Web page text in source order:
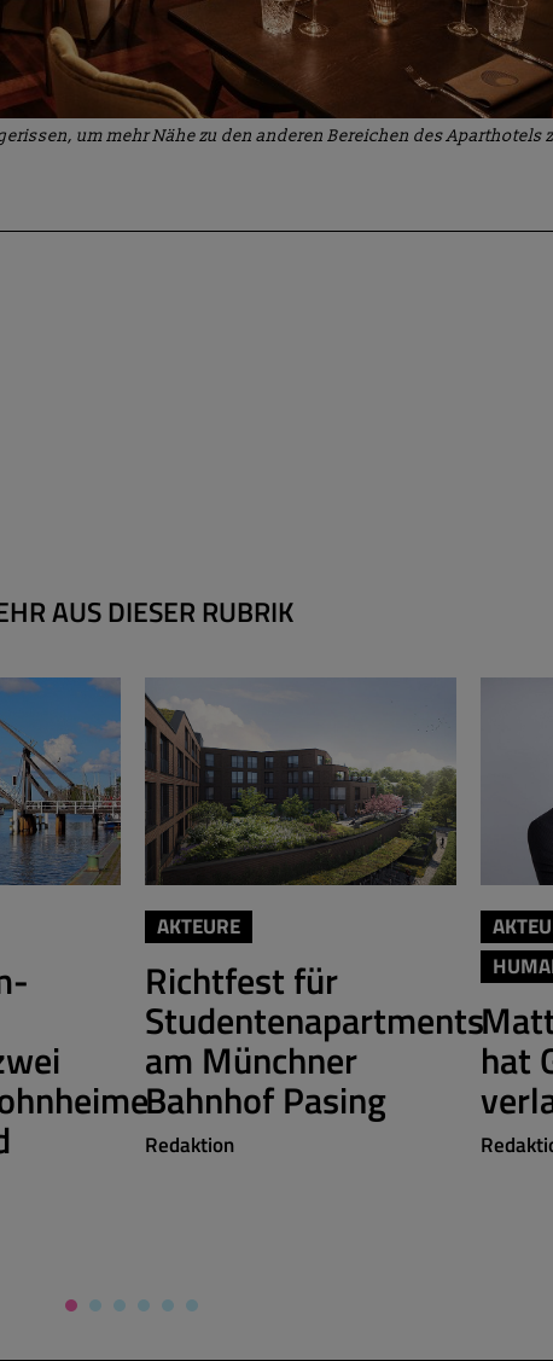
um mehr Nähe zu den anderen Bereichen des Aparthotels
AUS DIESER RUBRIK
AKTEURE
Richtfest für
Studentenapartments
am Münchner
Bahnhof Pasing
Redaktion
hat